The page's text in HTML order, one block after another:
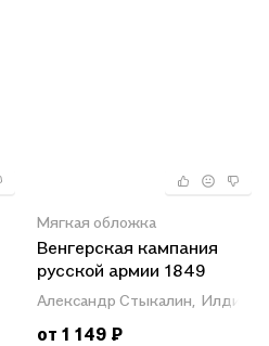
Мягкая обложка
Венгерская кампания
русской армии 1849
года. Диалог о проблемах
и исследованиях
Александр Стыкалин, Илдико
от 1 149 ₽